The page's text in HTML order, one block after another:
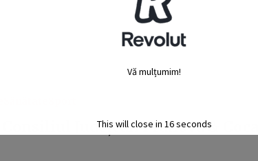
Județean Prahova & Coca-
Vă mulțumim!
This will close in 15seconds